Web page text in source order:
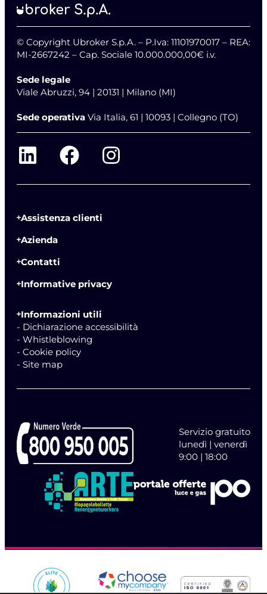
© Copyright Ubroker S.p.A. – P.Iva: 11101970017 – REA:
MI-2667242 – Cap. Sociale 10.000.000,00€ i.v.
Sede legale
Viale Abruzzi, 94 | 20131 | Milano (MI)
Sede operativa Via Italia, 61 | 10093 | Collegno (TO)
Assistenza clienti
Azienda
Contatti
Informative privacy
Informazioni utili
- Dichiarazione accessibilità
- Whistleblowing
- Cookie policy
- Site map
Servizio gratuito
lunedì | venerdì
9:00 | 18:00